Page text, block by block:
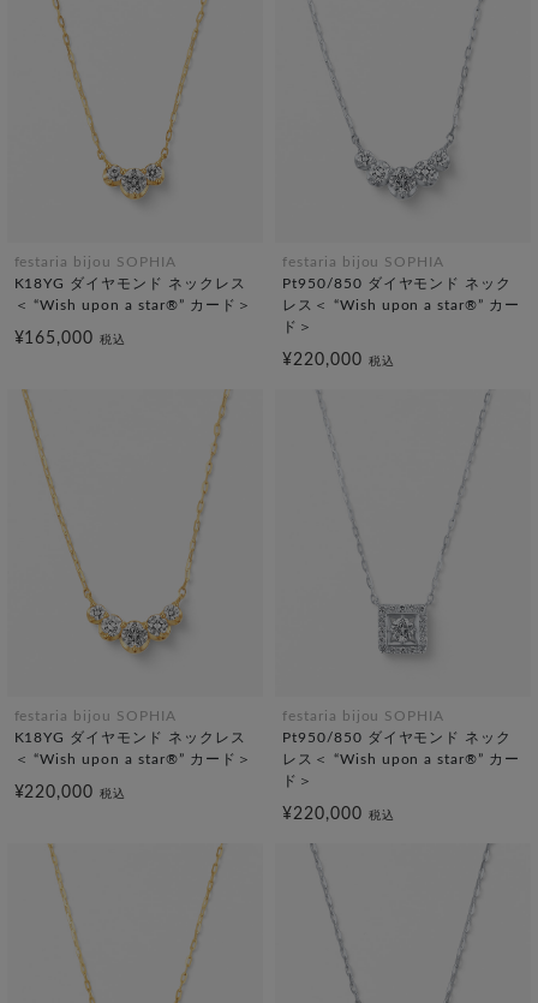
festaria bijou SOPHIA
K18YG ダイヤモンド ネックレス
＜ “Wish upon a star®” カード＞
¥165,000税込
festaria bijou SOPHIA
Pt950/850 ダイヤモンド ネック
レス＜ “Wish upon a star®” カー
ド＞
¥220,000 税込
festaria bijou SOPHIA
K18YG ダイヤモンド ネックレス
＜ “Wish upon a star®” カード＞
¥220,000税込
festaria bijou SOPHIA
Pt950/850 ダイヤモンド ネック
レス＜ “Wish upon a star®” カー
ド＞
¥220,000 税込